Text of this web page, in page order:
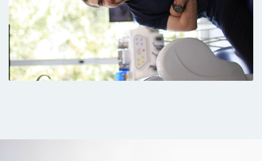
PRF (Platelet Rich Fibrin) Uygulaması
Lezyonlu Kök Kanal Tedavisi